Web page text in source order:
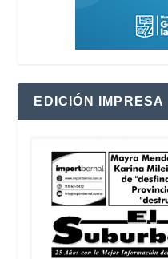
EDICIÓN IMPRESA